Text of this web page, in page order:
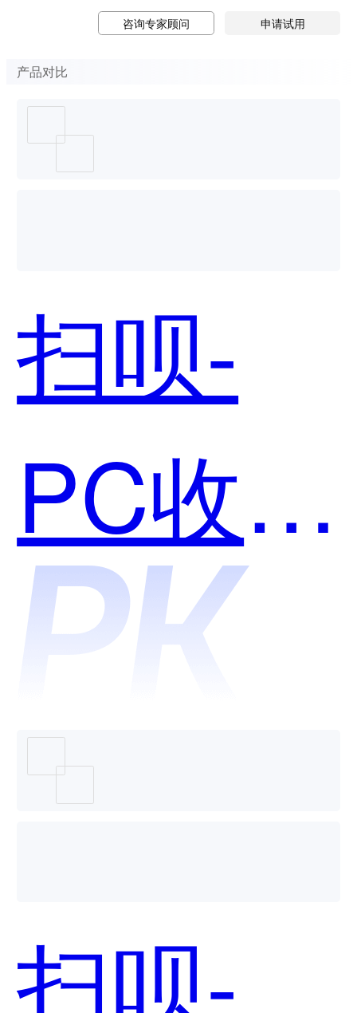
咨询专家顾问 申请试用
产品对比
扫呗-
PC收银
台和汇
来米哪
个好
扫呗-